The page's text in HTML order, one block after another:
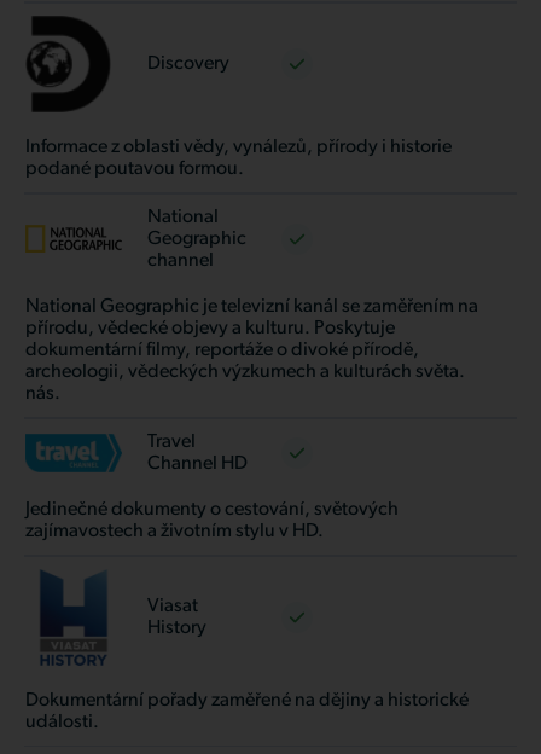
Discovery
Informace z oblasti vědy, vynálezů, přírody i historie
podané poutavou formou.
National
Geographic
channel
National Geographic je televizní kanál se zaměřením na
přírodu, vědecké objevy a kulturu. Poskytuje
dokumentární filmy, reportáže o divoké přírodě,
archeologii, vědeckých výzkumech a kulturách světa.
nás.
Travel
Channel HD
Jedinečné dokumenty o cestování, světových
zajímavostech a životním stylu v HD.
Viasat
History
Dokumentární pořady zaměřené na dějiny a historické
události.